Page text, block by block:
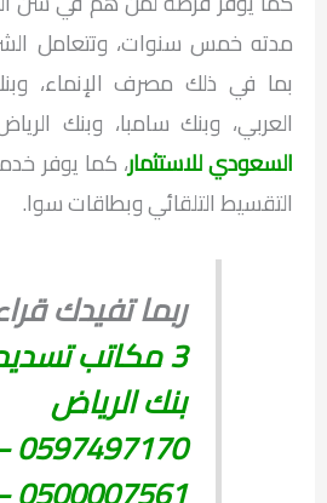
مدته خمس سنوات، وتتعامل
بما في ذلك مصرف الإنماء،
العربي، وبنك سامبا، وبنك
السعودي للاستثمار، كما يوفر
التقسيط التلقائي وبطاقات سوا.
ربما تفيدك
3 مكاتب
بنك الرياض
–